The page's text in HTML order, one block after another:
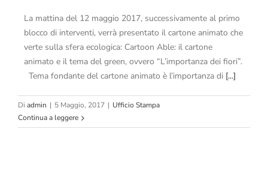
La mattina del 12 maggio 2017, successivamente al primo
blocco di interventi, verrà presentato il cartone animato che
verte sulla sfera ecologica: Cartoon Able: il cartone
animato e il tema del green, ovvero “L’importanza dei fiori”.
Tema fondante del cartone animato è l’importanza di [...]
Di admin | 5 Maggio, 2017 | Ufficio Stampa
Continua a leggere